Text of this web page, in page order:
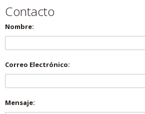
Contacto
Nombre:
Correo Electrónico:
Mensaje: